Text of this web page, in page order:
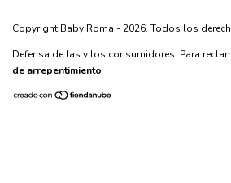
Copyright Baby Roma - 2026. Todos los
Defensa de las y los consumidores. Para
de arrepentimiento